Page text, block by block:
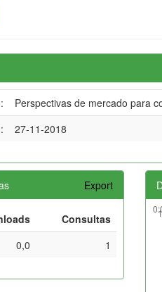
:
Perspectivas de mercado para
: 27-11-2018
Export
Consultas
0,0 1